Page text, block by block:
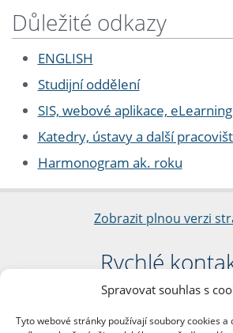
Spravovat souhlas s
Tyto webové stránky používají soubory cookies a
Důležité odkazy
ENGLISH
Studijní oddělení
SIS, webové aplikace, eLearning
Katedry, ústavy a další
Harmonogram ak. roku
Zobrazit plnou verzi
Rychlé
Filozofická fakulta
nám. Jana Palacha